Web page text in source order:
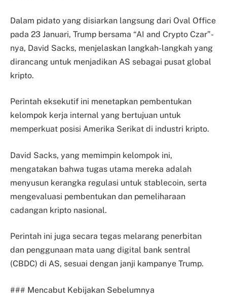
Dalam pidato yang disiarkan langsung dari Oval Office
pada 23 Januari, Trump bersama “AI and Crypto Czar”-
nya, David Sacks, menjelaskan langkah-langkah yang
dirancang untuk menjadikan AS sebagai pusat global
kripto.
Perintah eksekutif ini menetapkan pembentukan
kelompok kerja internal yang bertujuan untuk
memperkuat posisi Amerika Serikat di industri kripto.
David Sacks, yang memimpin kelompok ini,
mengatakan bahwa tugas utama mereka adalah
menyusun kerangka regulasi untuk stablecoin, serta
mengevaluasi pembentukan dan pemeliharaan
cadangan kripto nasional.
Perintah ini juga secara tegas melarang penerbitan
dan penggunaan mata uang digital bank sentral
(CBDC) di AS, sesuai dengan janji kampanye Trump.
### Mencabut Kebijakan Sebelumnya